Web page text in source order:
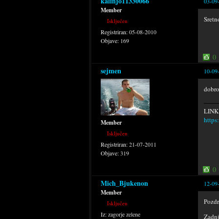
Member
Isključen
Registriran:05-08-2010
Objave: 169
0
sejmen 10-
Member
Isključen
Registriran:21-07-2011
Objave:319
0
Mich_Bjukenon 12-
Member
Isključen
Iz:zagorje zelene